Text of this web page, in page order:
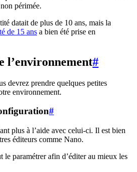
périmée.
datait de plus de 10 ans, mais la
de 15 ans a bien été prise en
l’environnement#
devrez prendre quelques petites
environnement.
#
plus à l’aide avec celui-ci. Il est bien
éditeurs comme Nano.
paramétrer afin d’éditer au mieux les